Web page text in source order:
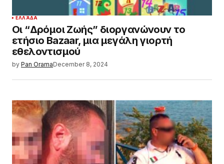
ΕΛΛΆΔΑ
Οι “Δρόμοι Ζωής” διοργανώνουν το
ετήσιο Bazaar, μια μεγάλη γιορτή
εθελοντισμού
by Pan OramaDecember 8, 2024